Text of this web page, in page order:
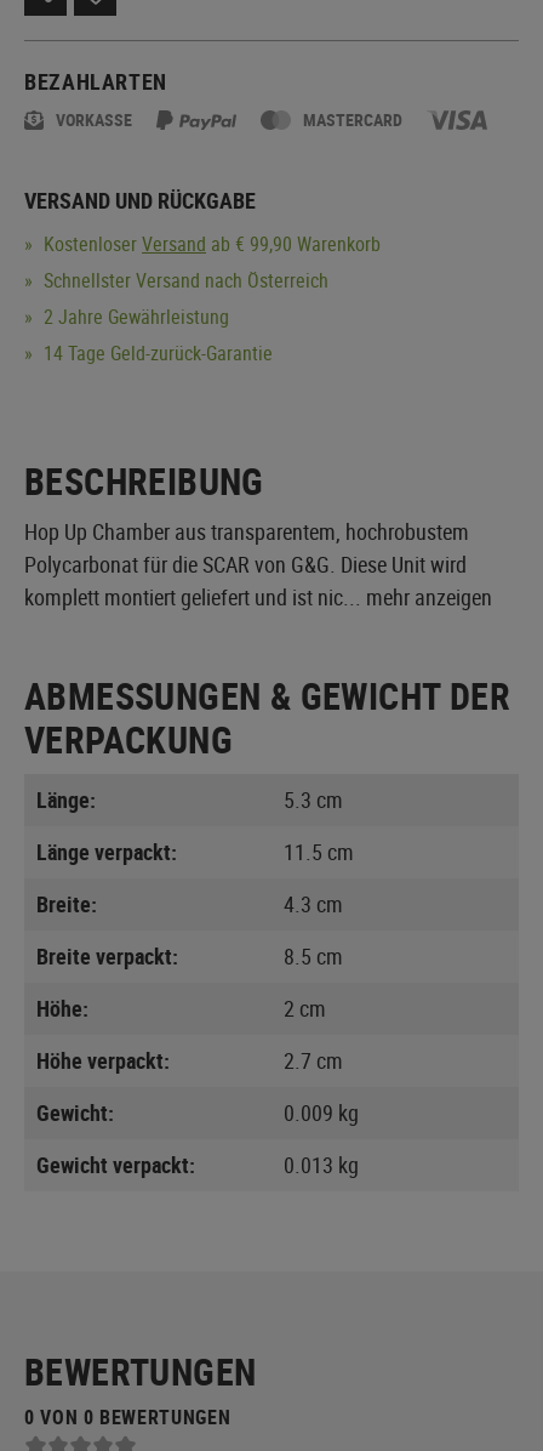
BEZAHLARTEN
VORKASSE MASTERCARD
VERSAND UND RÜCKGABE
KostenloserVersand ab € 99,90 Warenkorb
Schnellster Versand nach Österreich
2 Jahre Gewährleistung
14 Tage Geld-zurück-Garantie
BESCHREIBUNG
Hop Up Chamber aus transparentem, hochrobustem
Polycarbonat für die SCAR von G&G. Diese Unit wird
komplett montiert geliefert und ist nic... mehr anzeigen
ABMESSUNGEN & GEWICHT DER
VERPACKUNG
Länge:
5.3 cm
Länge verpackt:
11.5 cm
Breite:
4.3 cm
Breite verpackt:
8.5 cm
Höhe:
2 cm
Höhe verpackt:
2.7 cm
Gewicht:
0.009 kg
Gewicht verpackt:
0.013 kg
BEWERTUNGEN
0 VON 0 BEWERTUNGEN